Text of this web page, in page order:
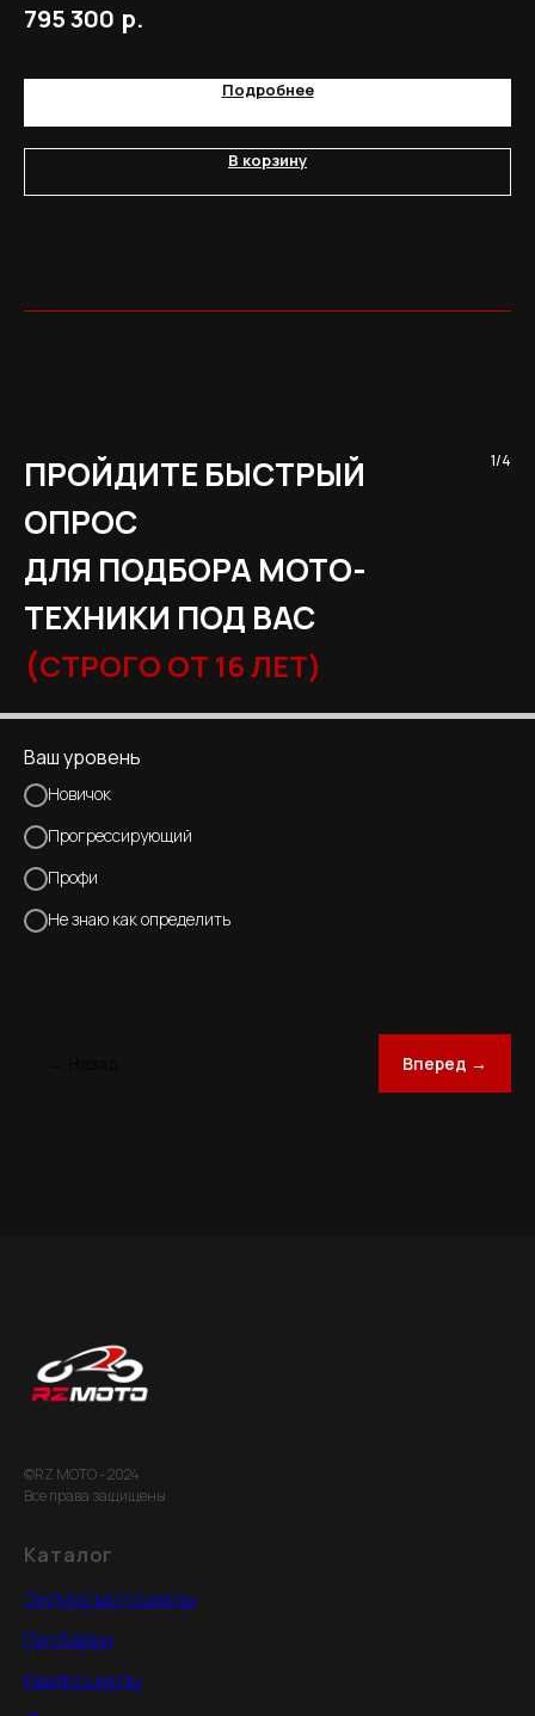
795 300 р.
Подробнее
В корзину
ПРОЙДИТЕ БЫСТРЫЙ
ОПРОС
ДЛЯ ПОДБОРА МОТО-
ТЕХНИКИ ПОД ВАС
(СТРОГО ОТ 16 ЛЕТ)
1/4
Ваш уровень
Новичок
Прогрессирующий
Профи
Не знаю как определить
Вперед →
©RZ MOTO - 2024
Все права защищены
Каталог
Эндуро мотоциклы
Питбайки
Квадроциклы